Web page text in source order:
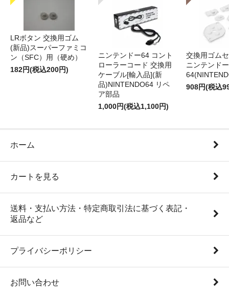
LRボタン 交換用ゴム
(新品)スーパーファミコ
ン（SFC）用（硬め）
182円(税込200円)
ニンテンドー64 コント
ローラーコード 交換用
ケーブル[輸入品](新
品)NINTENDO64 リペ
ア部品
1,000円(税込1,100円)
交換用ゴム
ニンテンドー
908円(税込
ホーム
カートを見る
送料・支払い方法・特定商取引法に基づく表記・
返品など
プライバシーポリシー
お問い合わせ